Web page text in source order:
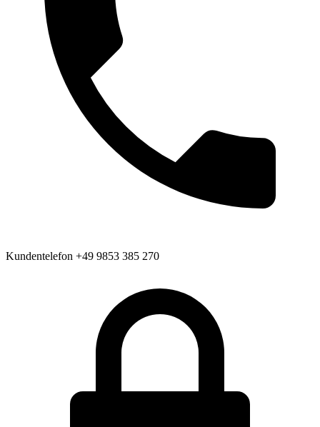
Kundentelefon +49 9853 385 270